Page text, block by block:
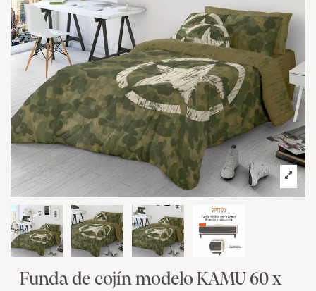
Funda de cojín modelo KAMU 60 x